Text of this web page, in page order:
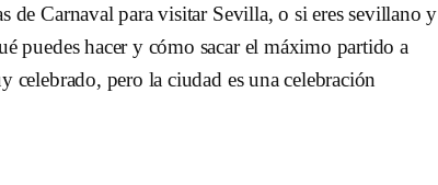
de Carnaval para visitar Sevilla, o si eres sevillano y
puedes hacer y cómo sacar el máximo partido a
celebrado, pero la ciudad es una celebración